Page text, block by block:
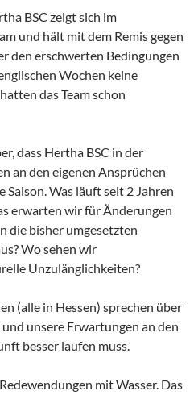
BSC zeigt sich im
und hält mit dem Remis gegen
den erschwerten Bedingungen
Wochen keine
das Team schon
dass Hertha BSC in der
an den eigenen Ansprüchen
Saison. Was läuft seit 2 Jahren
erwarten wir für Änderungen
die bisher umgesetzten
Wo sehen wir
Unzulänglichkeiten?
(alle in Hessen) sprechen über
unsere Erwartungen an den
besser laufen muss.
mit Wasser. Das